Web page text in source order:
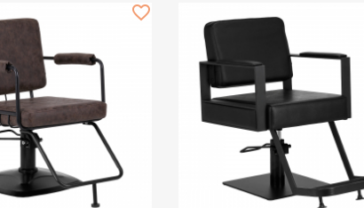
favorite_border